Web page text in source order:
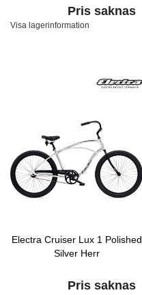
Pris saknas
Visa lagerinformation
Electra Cruiser Lux 1 Polished
Silver Herr
Pris saknas